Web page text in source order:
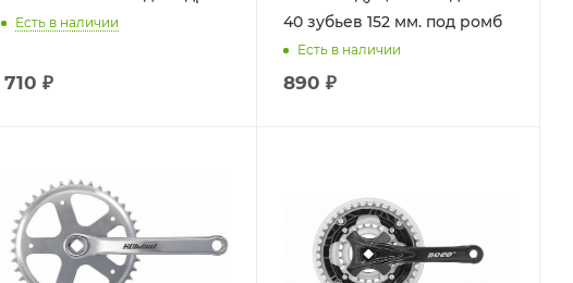
Есть в наличии
710 ₽
40 зубьев 152 мм. под ромб
Есть в наличии
890 ₽